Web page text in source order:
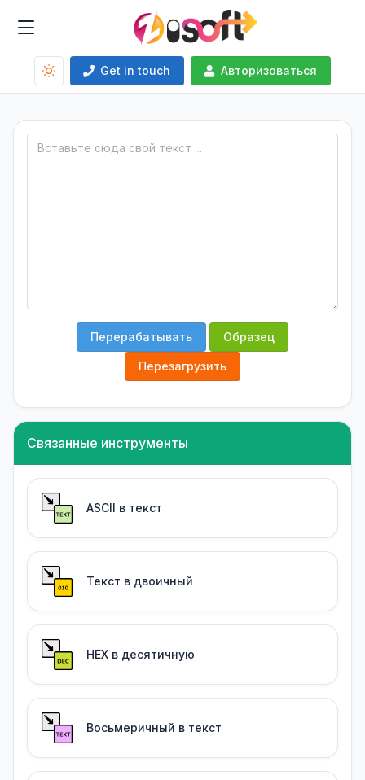
Get in touch Авторизоваться
Перерабатывать Образец
Перезагрузить
Связанные инструменты
ASCII в текст
Текст в двоичный
HEX в десятичную
Восьмеричный в текст